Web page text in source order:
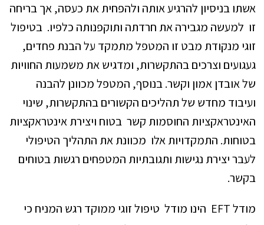
אשתו בניסיון להרגיע אותה ולהפחית את כעסה, אך בריחה
זו למעשה מגבירה את חרדתה ותוקפנותה כלפיו. בטיפול
זוגי מנקודת מבט זו המטפל מתמקד על הבנת פחדים,
געגועים וצרכים בהתקשרות, ומדגיש את משמעות החוויות
של אובדן אמון וקשר. בנוסף, המטפל מכוונן להבנה
ועיבוד מחדש של תהליכים הקשורים בהתקשרות, שינוי
האינטראקציות החוסמות קשר בטוח ויצירת אינטראקציות
בטוחות. התמקדויות אלו מכוונת את התהליך הטיפולי
לעבר יצירת נגישות ותגובתיות המטפחים רגשות בטוחים
בקשר.
מודל EFT הינו מודל טיפול זוגי ממוקד רגש המניח כי